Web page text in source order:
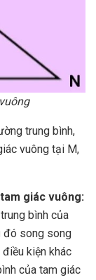
trung bình,
vuông tại M,
giác vuông:
bình của
đó song song
kiện khác
của tam giác